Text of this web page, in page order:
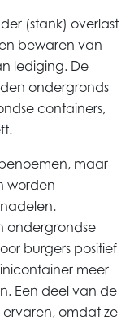
(stank) overlast
bewaren van
lediging. De
ondergronds
containers,
maar
worden
ondergrondse
burgers positief
meer
Een deel van de
ervaren, omdat ze